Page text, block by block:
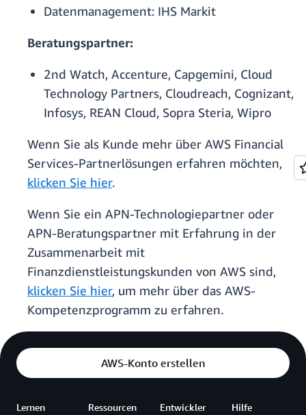
Datenmanagement: IHS Markit
Beratungspartner:
2nd Watch, Accenture, Capgemini, Cloud
Technology Partners, Cloudreach, Cognizant,
Infosys, REAN Cloud, Sopra Steria, Wipro
Wenn Sie als Kunde mehr über AWS Financial
Services-Partnerlösungen erfahren möchten,
klicken Sie hier.
Wenn Sie ein APN-Technologiepartner oder
APN-Beratungspartner mit Erfahrung in der
Zusammenarbeit mit
Finanzdienstleistungskunden von AWS sind,
klicken Sie hier, um mehr über das AWS-
Kompetenzprogramm zu erfahren.
AWS-Konto erstellen
Lernen Ressourcen Entwickler Hilfe